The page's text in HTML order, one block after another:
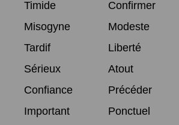
Timide
Confirmer
Misogyne
Modeste
Tardif
Liberté
Sérieux
Atout
Confiance
Précéder
Important
Ponctuel